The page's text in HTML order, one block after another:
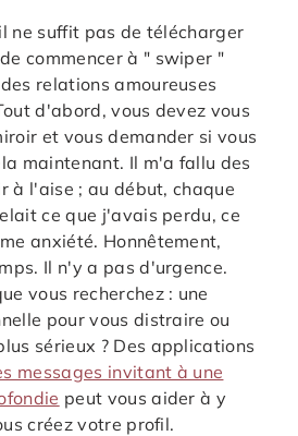
ne suffit pas de télécharger
commencer à " swiper "
relations amoureuses
d'abord, vous devez vous
et vous demander si vous
maintenant. Il m'a fallu des
à l'aise ; au début, chaque
ce que j'avais perdu, ce
anxiété. Honnêtement,
Il n'y a pas d'urgence.
vous recherchez : une
pour vous distraire ou
sérieux ? Des applications
messages invitant à une
peut vous aider à y
créez votre profil.